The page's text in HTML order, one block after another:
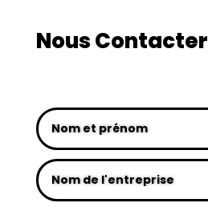
Nous Contacter